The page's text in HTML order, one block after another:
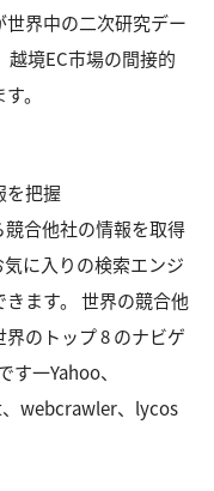
界中の二次研究デー
越境EC市場の間接的
。
を把握
合他社の情報を取得
に入りの検索エンジ
ます。 世界の競合他
のトップ 8 のナビゲ
一Yahoo、
webcrawler、lycos